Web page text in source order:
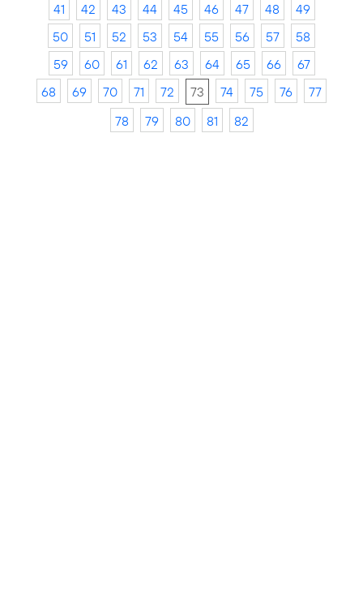
41
42 43 44 45 46 47 48
49
50
51 52 53 54 55 56 57
58
59
60 61 62 63 64 65 66
67
68
69 70 71 72 73 74 75 76
77
78
79 80 81 82